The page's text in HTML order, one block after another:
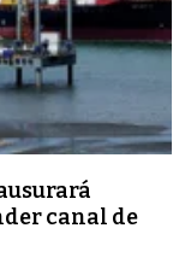
canal de